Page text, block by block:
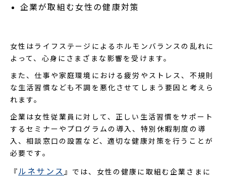
企業が取組む女性の健康対策
女性はライフステージによるホルモンバランスの乱れに
よって、心身にさまざまな影響を受けます。
また、仕事や家庭環境における疲労やストレス、不規則
な生活習慣なども不調を悪化させてしまう要因と考えら
れます。
企業は女性従業員に対して、正しい生活習慣をサポート
するセミナーやプログラムの導入、特別休暇制度の導
入、相談窓口の設置など、適切な健康対策を行うことが
必要です。
『ルネサンス』では、女性の健康に取組む企業さまに